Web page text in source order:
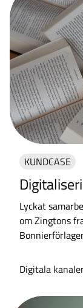
KUNDCASE
Lyckat
om Zingtons
Digitala